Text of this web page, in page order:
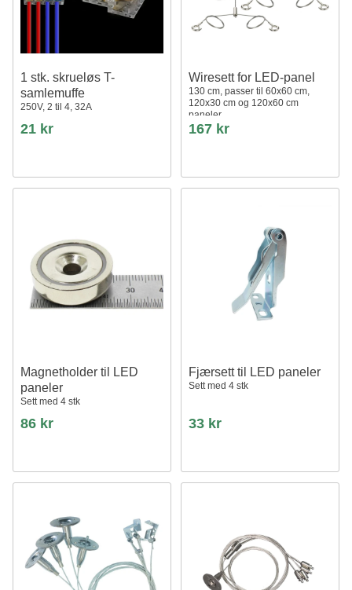
1 stk. skrueløs T-
samlemuffe
250V, 2 til 4, 32A
21 kr
Wiresett for LED-panel
130 cm, passer til 60x60 cm,
120x30 cm og 120x60 cm
paneler
167 kr
Magnetholder til LED
paneler
Sett med 4 stk
86 kr
Fjærsett til LED paneler
Sett med 4 stk
33 kr